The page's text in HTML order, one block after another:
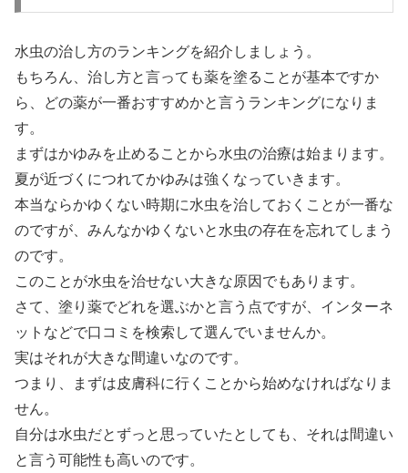
水虫の治し方のランキングを紹介しましょう。
もちろん、治し方と言っても薬を塗ることが基本ですか
ら、どの薬が一番おすすめかと言うランキングになりま
す。
まずはかゆみを止めることから水虫の治療は始まります。
夏が近づくにつれてかゆみは強くなっていきます。
本当ならかゆくない時期に水虫を治しておくことが一番な
のですが、みんなかゆくないと水虫の存在を忘れてしまう
のです。
このことが水虫を治せない大きな原因でもあります。
さて、塗り薬でどれを選ぶかと言う点ですが、インターネ
ットなどで口コミを検索して選んでいませんか。
実はそれが大きな間違いなのです。
つまり、まずは皮膚科に行くことから始めなければなりま
せん。
自分は水虫だとずっと思っていたとしても、それは間違い
と言う可能性も高いのです。